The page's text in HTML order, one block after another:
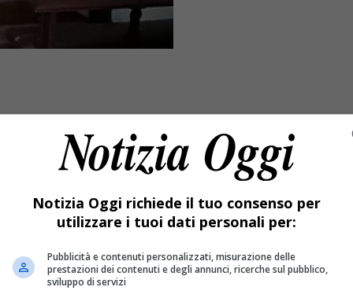
opere sono anche state sfregiate e danneggiate
Notizia Oggi richiede il tuo consenso per
utilizzare i tuoi dati personali per:
Pubblicità e contenuti personalizzati, misurazione delle
prestazioni dei contenuti e degli annunci, ricerche sul pubblico,
sviluppo di servizi